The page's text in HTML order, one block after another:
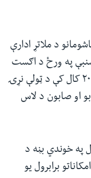
د ملاتړ ادارې
په ورځ د اګست
په ۱۳مه (زمري ۲۳) خپره شوې ویلي چې په ۲۰۱۹ کال کې د ټولې نړۍ
اوبو او صابون د لاس
پرمهال په خوندي بڼه د
برابرول یو